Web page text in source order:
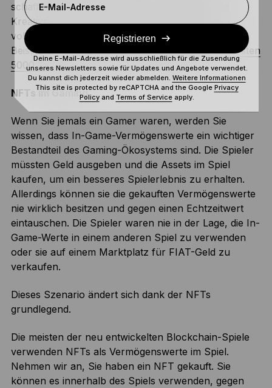
schaffen – sie werden sogar von Künstlern und
Kreativen genutzt, um Kunst zu schaffen, die
vollständig auf der Blockchain existiert. Das beste
Beispiel dafür ist das berühmte„Everydays: Die ersten
5000 Tage“ des NFT-Künstlers Beeple.
NFTs im Gaming
Wenn Sie jemals ein Gamer waren, werden Sie
wissen, dass In-Game-Vermögenswerte ein wichtiger
Bestandteil des Gaming-Ökosystems sind. Die Spieler
müssten Geld ausgeben und die Assets im Spiel
kaufen, um ein besseres Spielerlebnis zu erhalten.
Allerdings können sie die gekauften Vermögenswerte
nie wirklich besitzen und gegen einen Echtzeitwert
eintauschen. Die Spieler waren nie in der Lage, die In-
Game-Werte in einem anderen Spiel zu verwenden
oder sie auf einem Marktplatz für FIAT-Geld zu
verkaufen.
Dieses Szenario ändert sich dank der NFTs
grundlegend.
Die meisten der neu entwickelten Blockchain-Spiele
verwenden NFTs als Vermögenswerte im Spiel.
Nehmen wir an, Sie haben ein NFT gekauft. Sie
können es innerhalb des Spiels verwenden, gegen
E-Mail-Adresse
Registrieren
Deine E-Mail-Adresse wird ausschließlich für die Zusendung
unseres Newsletters sowie für Updates und Angebote verwendet.
Du kannst dich jederzeit wieder abmelden. Weitere Informationen
This site is protected by reCAPTCHA and the Google Privacy
Policyand Terms of Serviceapply.